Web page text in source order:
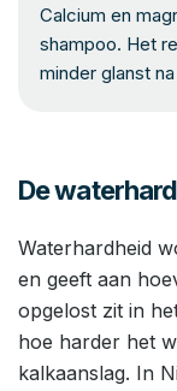
Calcium en
shampoo. Het
minder glanst
De
Waterhardheid
en geeft aan
opgelost zit in
hoe harder het
kalkaanslag. In